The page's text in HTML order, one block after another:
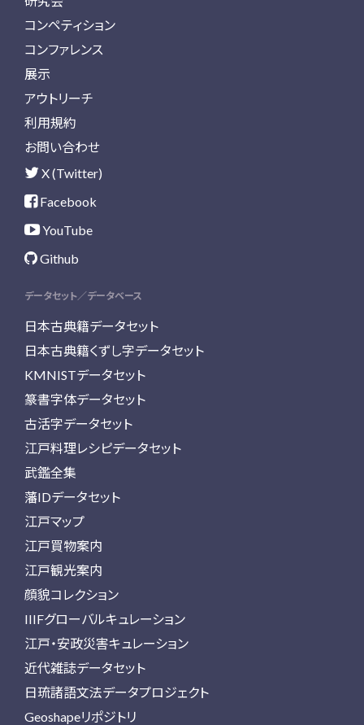
コンペティション
コンファレンス
展示
アウトリーチ
利用規約
お問い合わせ
X (Twitter)
Facebook
YouTube
Github
データセット／データベース
日本古典籍データセット
日本古典籍くずし字データセット
KMNISTデータセット
篆書字体データセット
古活字データセット
江戸料理レシピデータセット
武鑑全集
藩IDデータセット
江戸マップ
江戸買物案内
江戸観光案内
顔貌コレクション
IIIFグローバルキュレーション
江戸・安政災害キュレーション
近代雑誌データセット
日琉諸語文法データプロジェクト
Geoshapeリポジトリ